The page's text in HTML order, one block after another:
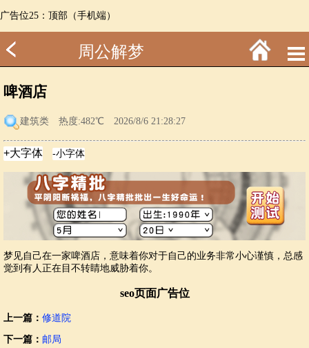
广告位25：顶部（手机端）
周公解梦
啤酒店
建筑类 热度:482℃ 2026/8/6 21:28:27
梦见自己在一家啤酒店，意味着你对于自己的业务非常小心谨慎，总感
觉到有人正在目不转睛地威胁着你。
seo页面广告位
上一篇： 修道院
下一篇： 邮局